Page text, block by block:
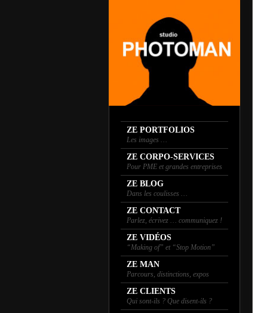
ZE PORTFOLIOS
Les images …
ZE CORPO-SERVICES
Pour PME et grandes entreprises
ZE BLOG
Dans les coulisses …
ZE CONTACT
Parlez, écrivez … communiquez !
ZE VIDÉOS
“Making of” et “Stop Motion”
ZE MAN
Parcours, distinctions, expos
ZE CLIENTS
Qui sont-ils ? Que disent-ils ?